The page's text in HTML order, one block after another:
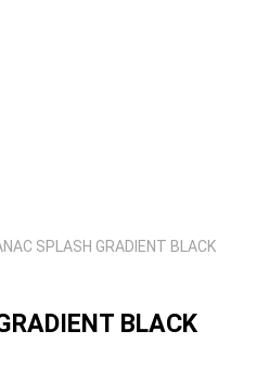
SPLASH GRADIENT BLACK
BLACK